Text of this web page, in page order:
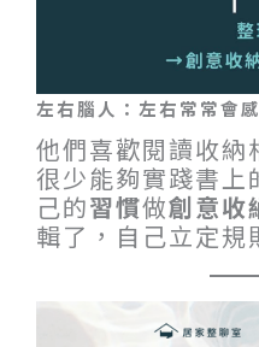
左右腦人：左右常常會
他們喜歡閱讀收納
很少能夠實踐書上
己的習慣做創意收
輯了，自己立定規